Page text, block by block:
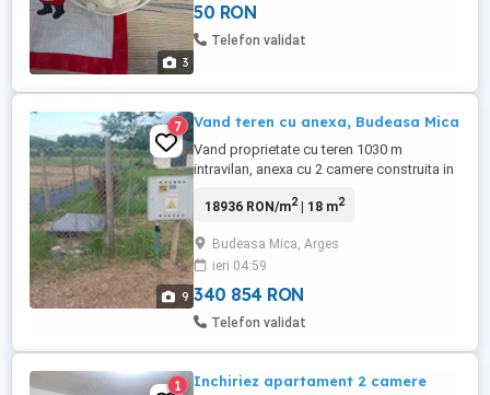
3
50 RON
Telefon validat
9
7 Vand teren cu anexa, Budeasa Mica
Vand proprietate cu teren 1030 m
intravilan, anexa cu 2 camere construita in
si ziduri de bca, pod izolat si magazie
Mica. Este situata langa pârâu si padure,
zona rezidentiala deosebita, linistita,
curata, drum privat. ...
18936 RON/m2| 18 m2
Budeasa Mica, Arges
ieri 04:59
340 854 RON
Telefon validat
1 Inchiriez apartament 2 camere